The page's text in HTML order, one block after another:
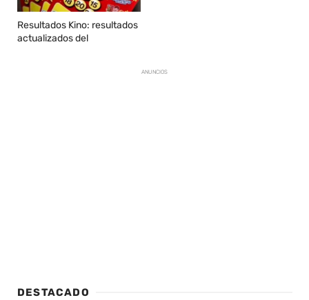
Resultados Kino: resultados
actualizados del
ANUNCIOS
DESTACADO